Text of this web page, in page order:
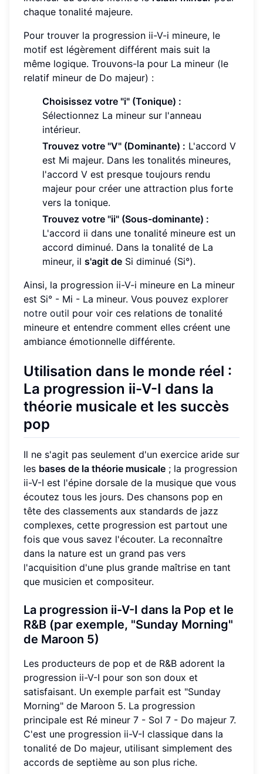
chaque tonalité majeure.
Pour trouver la progression ii-V-i mineure, le
motif est légèrement différent mais suit la
même logique. Trouvons-la pour La mineur (le
relatif mineur de Do majeur) :
Choisissez votre "i" (Tonique) :
Sélectionnez La mineur sur l'anneau
intérieur.
Trouvez votre "V" (Dominante) : L'accord V
est Mi majeur. Dans les tonalités mineures,
l'accord V est presque toujours rendu
majeur pour créer une attraction plus forte
vers la tonique.
Trouvez votre "ii" (Sous-dominante) :
L'accord ii dans une tonalité mineure est un
accord diminué. Dans la tonalité de La
mineur, il s'agit de Si diminué (Si°).
Ainsi, la progression ii-V-i mineure en La mineur
est Si° - Mi - La mineur. Vous pouvez explorer
notre outil pour voir ces relations de tonalité
mineure et entendre comment elles créent une
ambiance émotionnelle différente.
Utilisation dans le monde réel :
La progression ii-V-I dans la
théorie musicale et les succès
pop
Il ne s'agit pas seulement d'un exercice aride sur
les bases de la théorie musicale ; la progression
ii-V-I est l'épine dorsale de la musique que vous
écoutez tous les jours. Des chansons pop en
tête des classements aux standards de jazz
complexes, cette progression est partout une
fois que vous savez l'écouter. La reconnaître
dans la nature est un grand pas vers
l'acquisition d'une plus grande maîtrise en tant
que musicien et compositeur.
La progression ii-V-I dans la Pop et le
R&B (par exemple, "Sunday Morning"
de Maroon 5)
Les producteurs de pop et de R&B adorent la
progression ii-V-I pour son son doux et
satisfaisant. Un exemple parfait est "Sunday
Morning" de Maroon 5. La progression
principale est Ré mineur 7 - Sol 7 - Do majeur 7.
C'est une progression ii-V-I classique dans la
tonalité de Do majeur, utilisant simplement des
accords de septième au son plus riche.